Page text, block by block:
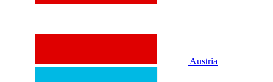
Austria